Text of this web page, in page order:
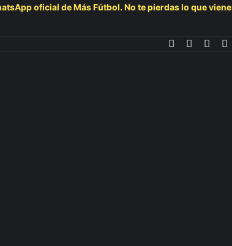
oficial de Más Fútbol. No te pierdas lo que viene